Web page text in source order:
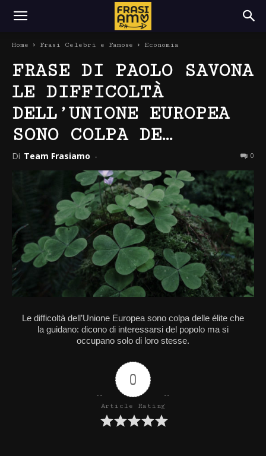
Home Frasi Celebri e Famose Economia
FRASE DI PAOLO SAVONA
LE DIFFICOLTÀ
DELL’UNIONE EUROPEA
SONO COLPA DE…
Di Team Frasiamo - 0
Le difficoltà dell’Unione Europea sono colpa delle élite che
la guidano: dicono di interessarsi del popolo ma si
occupano solo di loro stesse.
0
Article Rating